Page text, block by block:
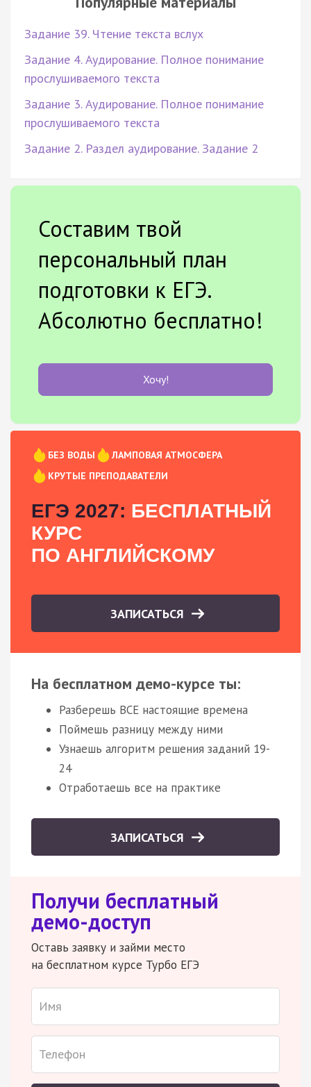
Задание 39. Чтение текста вслух
Задание 4. Аудирование. Полное понимание
прослушиваемого текста
Задание 3. Аудирование. Полное понимание
прослушиваемого текста
Задание 2. Раздел аудирование. Задание 2
Составим твой
персональный план
подготовки к ЕГЭ.
Абсолютно бесплатно!
Хочу!
БЕЗ ВОДЫ
ЛАМПОВАЯ АТМОСФЕРА
КРУТЫЕ ПРЕПОДАВАТЕЛИ
ЕГЭ 2027: БЕСПЛАТНЫЙ
КУРС
ПО АНГЛИЙСКОМУ
ЗАПИСАТЬСЯ
На бесплатном демо-курсе ты:
Разберешь ВСЕ настоящие времена
Поймешь разницу между ними
Узнаешь алгоритм решения заданий 19-
24
Отработаешь все на практике
ЗАПИСАТЬСЯ
Получи бесплатный
демо-доступ
Оставь заявку и займи место
на бесплатном курсе Турбо ЕГЭ